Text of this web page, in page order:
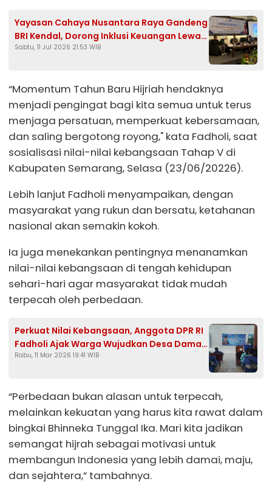
Yayasan Cahaya Nusantara Raya Gandeng
BRI Kendal, Dorong Inklusi Keuangan Lewat
Peran BUMN Ultra Mikro
Sabtu, 11 Jul 2026 21:53 WIB
“Momentum Tahun Baru Hijriah hendaknya
menjadi pengingat bagi kita semua untuk terus
menjaga persatuan, memperkuat kebersamaan,
dan saling bergotong royong," kata Fadholi, saat
sosialisasi nilai-nilai kebangsaan Tahap V di
Kabupaten Semarang, Selasa (23/06/20226).
Lebih lanjut Fadholi menyampaikan, dengan
masyarakat yang rukun dan bersatu, ketahanan
nasional akan semakin kokoh.
Ia juga menekankan pentingnya menanamkan
nilai-nilai kebangsaan di tengah kehidupan
sehari-hari agar masyarakat tidak mudah
terpecah oleh perbedaan.
Perkuat Nilai Kebangsaan, Anggota DPR RI
Fadholi Ajak Warga Wujudkan Desa Damai
dan Sejahtera
Rabu, 11 Mar 2026 19:41 WIB
“Perbedaan bukan alasan untuk terpecah,
melainkan kekuatan yang harus kita rawat dalam
bingkai Bhinneka Tunggal Ika. Mari kita jadikan
semangat hijrah sebagai motivasi untuk
membangun Indonesia yang lebih damai, maju,
dan sejahtera,” tambahnya.